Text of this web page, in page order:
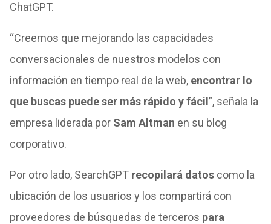
ChatGPT.
“Creemos que mejorando las capacidades
conversacionales de nuestros modelos con
información en tiempo real de la web, encontrar lo
que buscas puede ser más rápido y fácil ”, señala la
empresa liderada por Sam Altman en su blog
corporativo.
Por otro lado, SearchGPT recopilará datoscomo la
ubicación de los usuarios y los compartirá con
proveedores de búsquedas de terceros para